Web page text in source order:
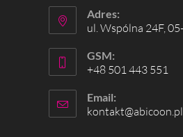
Adres:
ul. Wspólna 24F,
GSM:
+48 501 443 551
Email:
kontakt@abicoon.pl